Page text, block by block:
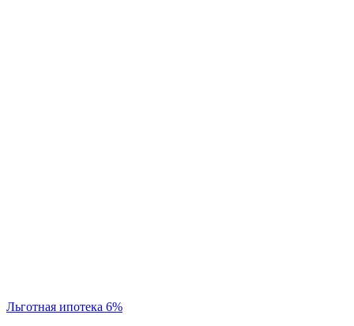
Льготная ипотека 6%